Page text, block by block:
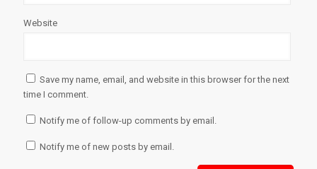
Website
Save my name, email, and website in this browser for the next
time I comment.
Notify me of follow-up comments by email.
Notify me of new posts by email.